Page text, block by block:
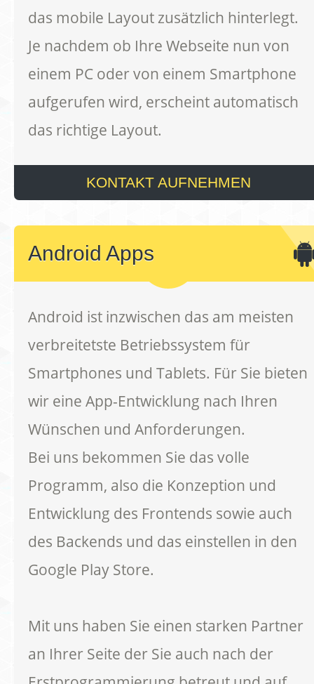
das mobile Layout zusätzlich hinterlegt.
Je nachdem ob Ihre Webseite nun von
einem PC oder von einem Smartphone
aufgerufen wird, erscheint automatisch
das richtige Layout.
KONTAKT AUFNEHMEN
Android Apps
Android ist inzwischen das am meisten
verbreitetste Betriebssystem für
Smartphones und Tablets. Für Sie bieten
wir eine App-Entwicklung nach Ihren
Wünschen und Anforderungen.
Bei uns bekommen Sie das volle
Programm, also die Konzeption und
Entwicklung des Frontends sowie auch
des Backends und das einstellen in den
Google Play Store.
Mit uns haben Sie einen starken Partner
an Ihrer Seite der Sie auch nach der